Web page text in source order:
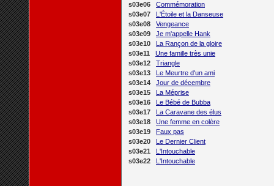
s03e06
Commémoration
s03e07
L'Étoile et la Danseuse
s03e08
Vengeance
s03e09
Je m'appelle Hank
s03e10
La Rançon de la gloire
s03e11
Une famille très unie
s03e12
Triangle
s03e13
Le Meurtre d'un ami
s03e14
Jour de décembre
s03e15
La Méprise
s03e16
Le Bébé de Bubba
s03e17
La Caravane des élus
s03e18
Une femme en colère
s03e19
Faux pas
s03e20
Le Dernier Client
s03e21
L'Intouchable
s03e22
L'Intouchable